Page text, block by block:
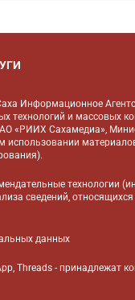
Информационное
технологий и массовых
«РИИХ Сахамедиа»,
).
технологии
сведений,
данных
Threads - принадлежат